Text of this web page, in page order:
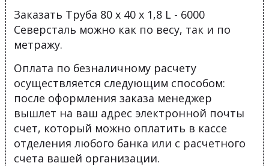
Заказать Труба 80 х 40 х 1,8 L - 6000
Северсталь можно как по весу, так и по
метражу.
Оплата по безналичному расчету
осуществляется следующим способом:
после оформления заказа менеджер
вышлет на ваш адрес электронной почты
счет, который можно оплатить в кассе
отделения любого банка или с расчетного
счета вашей организации.